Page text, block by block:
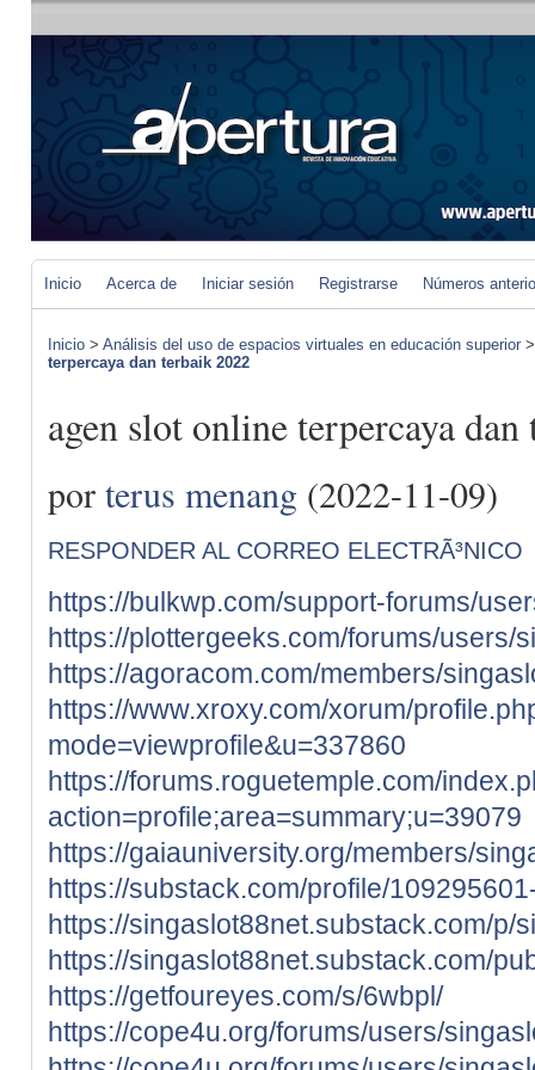
Inicio Acerca de Iniciar sesión Registrarse Números
Inicio > Análisis del uso de espacios virtuales en educación superior
terpercaya dan terbaik 2022
agen slot online terpercaya
por terus menang (2022-11-09)
RESPONDER AL CORREO ELECTRÃ³NICO
https://bulkwp.com/support-forums/
https://plottergeeks.com/forums/users/
https://agoracom.com/members/
https://www.xroxy.com/xorum/
mode=viewprofile&u=337860
https://forums.roguetemple.com/
action=profile;area=summary;u=39079
https://gaiauniversity.org/members/
https://substack.com/profile/
https://singaslot88net.substack.com/p/
https://singaslot88net.substack.com/
https://getfoureyes.com/s/6wbpl/
https://cope4u.org/forums/users/